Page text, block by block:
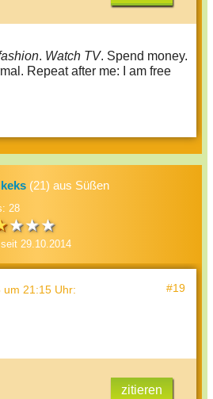
. Watch TV. Spend money.
Repeat after me: I am free
(21) aus Süßen
28
29.10.2014
um 21:15 Uhr: #19
zitieren